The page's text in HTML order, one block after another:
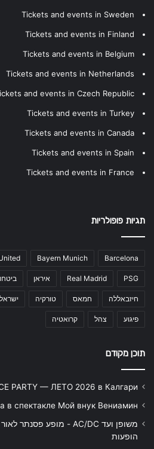
Tickets and events in Sweden
Tickets and events in Finland
Tickets and events in Belgium
Tickets and events in Netherlands
and events in Czech Republic
Tickets and events in Turkey
Tickets and events in Canada
Tickets and events in Spain
Tickets and events in France
תגיות פופולריות
Barcelona
Bayern Munich
PSG
Real Madrid איראן
חיזבאללה חמאס טורקיה ישראל
פיגוע צהל קרואטיה
תוכן מקודם
PARTY — ЛЕТО 2026 в Калгари
в спектакле Мой внук Вениамин
הופעות